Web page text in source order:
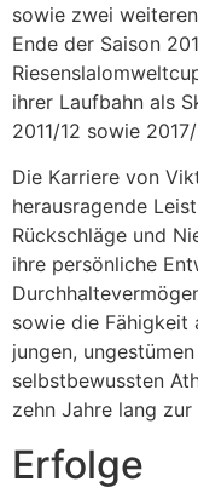
sowie zwei
Ende der Saison
ihrer Laufbahn als
2011/12 sowie
Die Karriere von
herausragende
Rückschläge und
ihre persönliche
sowie die Fähigkeit
jungen,
selbstbewussten
zehn Jahre lang
Erfolge